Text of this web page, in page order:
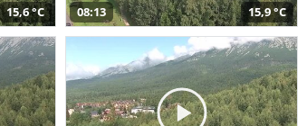
15,6 °C 08:13 15,9 °C